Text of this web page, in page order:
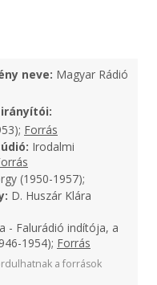
neve: Magyar Rádió
Forrás
Irodalmi
(1950-1957);
D. Huszár Klára
- Falurádió indítója, a
1954); Forrás
a források